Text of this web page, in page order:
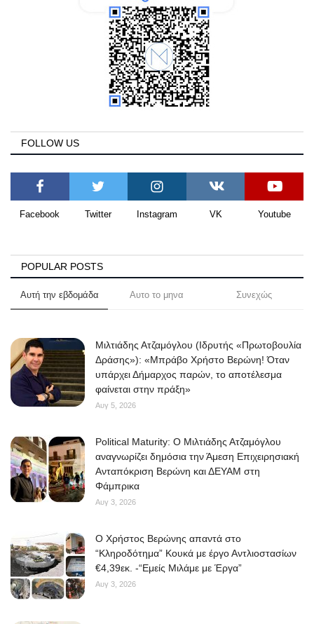
FOLLOW US
Facebook Twitter Instagram VK Youtube
POPULAR POSTS
Αυτή την εβδομάδα Αυτο το μηνα Συνεχώς
Μιλτιάδης Ατζαμόγλου (Ιδρυτής «Πρωτοβουλία
Δράσης»): «Μπράβο Χρήστο Βερώνη! Όταν
υπάρχει Δήμαρχος παρών, το αποτέλεσμα
φαίνεται στην πράξη»
Αυγ 5, 2026
Political Maturity: Ο Μιλτιάδης Ατζαμόγλου
αναγνωρίζει δημόσια την Άμεση Επιχειρησιακή
Ανταπόκριση Βερώνη και ΔΕΥΑΜ στη
Φάμπρικα
Αυγ 3, 2026
O Χρήστος Βερώνης απαντά στο
“Κληροδότημα” Κουκά με έργο Αντλιοστασίων
€4,39εκ. -“Εμείς Μιλάμε με Έργα”
Αυγ 3, 2026